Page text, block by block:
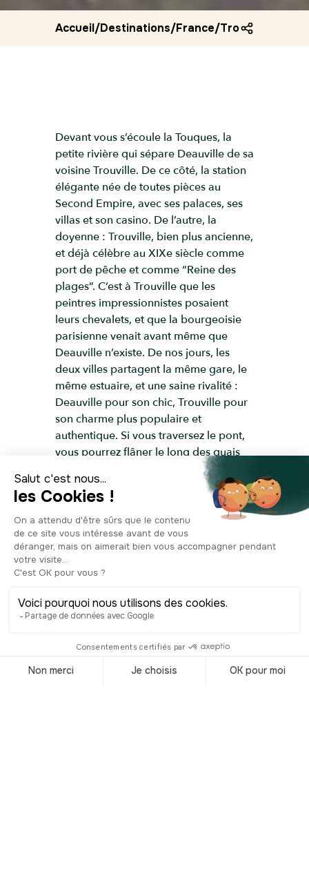
Accueil/Destinations/France/Trouville
Devant vous s’écoule la Touques, la
petite rivière qui sépare Deauville de sa
voisine Trouville. De ce côté, la station
élégante née de toutes pièces au
Second Empire, avec ses palaces, ses
villas et son casino. De l’autre, la
doyenne : Trouville, bien plus ancienne,
et déjà célèbre au XIXe siècle comme
port de pêche et comme “Reine des
plages”. C’est à Trouville que les
peintres impressionnistes posaient
leurs chevalets, et que la bourgeoisie
parisienne venait avant même que
Deauville n’existe. De nos jours, les
deux villes partagent la même gare, le
même estuaire, et une saine rivalité :
Deauville pour son chic, Trouville pour
son charme plus populaire et
authentique. Si vous traversez le pont,
vous pourrez flâner le long des quais
animés, goûter les fruits de mer sur les
terrasses, découvrir les petites rues en
pente et la belle halle aux poissons, ou
grimper jusqu’au belvédère de la villa
Montebello, un musée qui raconte
l’histoire balnéaire. En un mot, visiter
Deauville sans jeter un œil à Trouville,
moitié du tableau.